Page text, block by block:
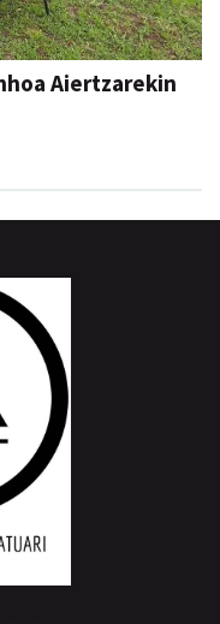
Aiertzarekin